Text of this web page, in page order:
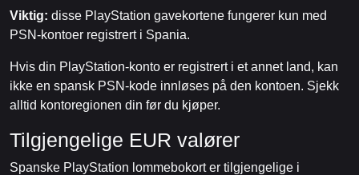
Viktig: disse PlayStation gavekortene fungerer kun med
PSN-kontoer registrert i Spania.
Hvis din PlayStation-konto er registrert i et annet land, kan
ikke en spansk PSN-kode innløses på den kontoen. Sjekk
alltid kontoregionen din før du kjøper.
Tilgjengelige EUR valører
Spanske PlayStation lommebokort er tilgjengelige i